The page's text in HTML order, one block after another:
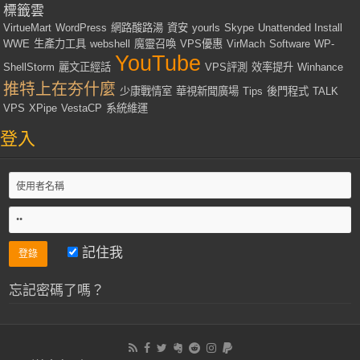
標籤雲
VirtueMart WordPress 網路酸路湯 資安 yourls Skype Unattended Install
WWE 生產力工具 webshell 魔靈召喚 VPS優惠 VirMach Software WP-
ShellStorm 麗文正經話 YouTube VPS評測 效率提升 Winhance
推特上在夯什麼 少康戰情室 華視新聞廣場 Tips 後門程式 TALK
VPS XPipe VestaCP 系統維運
登入
記住我
忘記密碼了嗎？